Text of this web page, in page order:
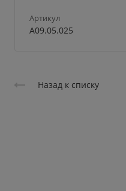
Артикул
A09.05.025
Назад к списку